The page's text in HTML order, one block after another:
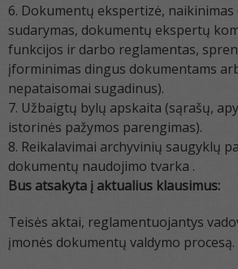
Dokumentų ekspertizė,
sudarymas, dokumentų ekspertų
funkcijos ir darbo reglamentas,
įforminimas dingus dokumentams
nepataisomai sugadinus).
Užbaigtų bylų apskaita (sąrašų,
istorinės pažymos parengimas).
Reikalavimai archyvinių saugyklų
dokumentų naudojimo tvarka .
Bus atsakyta į aktualius klausimus:
Teisės aktai, reglamentuojantys
įmonės dokumentų valdymo procesą.